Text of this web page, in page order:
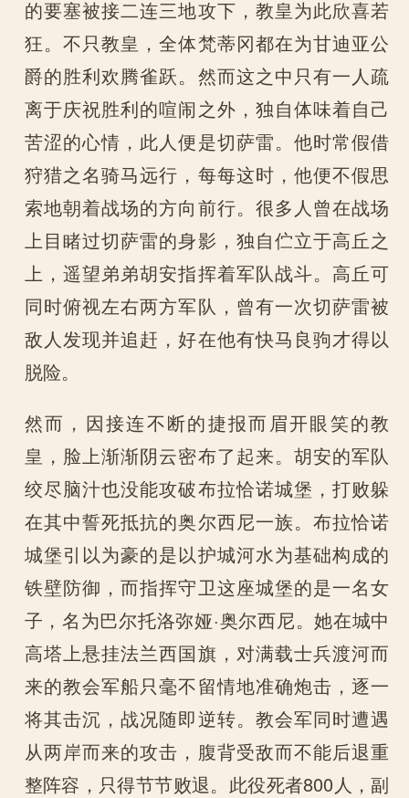
的要塞被接二连三地攻下，教皇为此欣喜若
狂。不只教皇，全体梵蒂冈都在为甘迪亚公
爵的胜利欢腾雀跃。然而这之中只有一人疏
离于庆祝胜利的喧闹之外，独自体味着自己
苦涩的心情，此人便是切萨雷。他时常假借
狩猎之名骑马远行，每每这时，他便不假思
索地朝着战场的方向前行。很多人曾在战场
上目睹过切萨雷的身影，独自伫立于高丘之
上，遥望弟弟胡安指挥着军队战斗。高丘可
同时俯视左右两方军队，曾有一次切萨雷被
敌人发现并追赶，好在他有快马良驹才得以
脱险。
然而，因接连不断的捷报而眉开眼笑的教
皇，脸上渐渐阴云密布了起来。胡安的军队
绞尽脑汁也没能攻破布拉恰诺城堡，打败躲
在其中誓死抵抗的奥尔西尼一族。布拉恰诺
城堡引以为豪的是以护城河水为基础构成的
铁壁防御，而指挥守卫这座城堡的是一名女
子，名为巴尔托洛弥娅·奥尔西尼。她在城中
高塔上悬挂法兰西国旗，对满载士兵渡河而
来的教会军船只毫不留情地准确炮击，逐一
将其击沉，战况随即逆转。教会军同时遭遇
从两岸而来的攻击，腹背受敌而不能后退重
整阵容，只得节节败退。此役死者800人，副